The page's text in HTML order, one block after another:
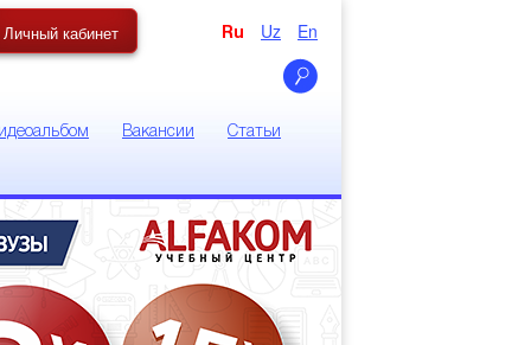
Личный кабинет Ru Uz En
Вакансии Статьи